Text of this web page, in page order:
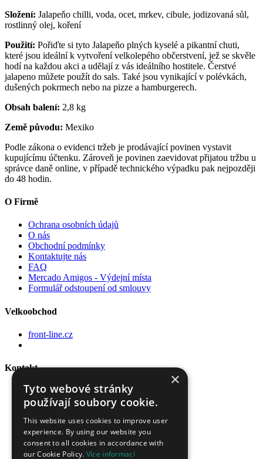
Složení: Jalapeňo chilli, voda, ocet, mrkev, cibule, jodizovaná sůl,
rostlinný olej, koření
Použití: Pořiďte si tyto Jalapeňo plných kyselé a pikantní chuti,
které jsou ideální k vytvoření velkolepého občerstvení, jež se skvěle
hodí na každou akci a udělají z vás ideálního hostitele. Čerstvé
jalapeno můžete použít do sals. Také jsou vynikající v polévkách,
dušených pokrmech nebo na pizze a hamburgerech.
Obsah balení: 2,8 kg
Země původu: Mexiko
Podle zákona o evidenci tržeb je prodávající povinen vystavit
kupujícímu účtenku. Zároveň je povinen zaevidovat přijatou tržbu u
správce daně online, v případě technického výpadku pak nejpozději
do 48 hodin.
O Firmě
Ochrana osobních údajů
O nás
Obchodní podmínky
Kontaktujte nás
FAQ
Mercado Amigos - Výdejní místa
Formulář odstoupení od smlouvy
Velkoobchod
front-line.cz
Kontakt
Front Line s.r.o.
Pražská 1108
tel.:+420 326 780 470
mobil:+420 733 114 079
e-mail:shop@front-line.cz
×
Tyto webové stránky
používají soubory cookie.
This website uses cookies to improve user
experience. By using our website you
consent to all cookies in accordance with
our Cookie Policy. Více informací